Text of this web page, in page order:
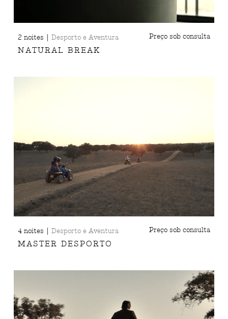
2 noites |Desporto e Aventura
NATURAL BREAK
Preço sob consulta
4 noites |Desporto e Aventura
MASTER DESPORTO
Preço sob consulta